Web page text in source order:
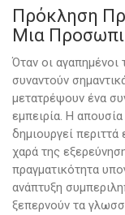
Πρόκληση
Μια
Όταν οι
συναντούν
μετατρέψουν ένα
εμπειρία. Η
δημιουργεί
χαρά της
πραγματικότητα
ανάπτυξη
ξεπερνούν τα